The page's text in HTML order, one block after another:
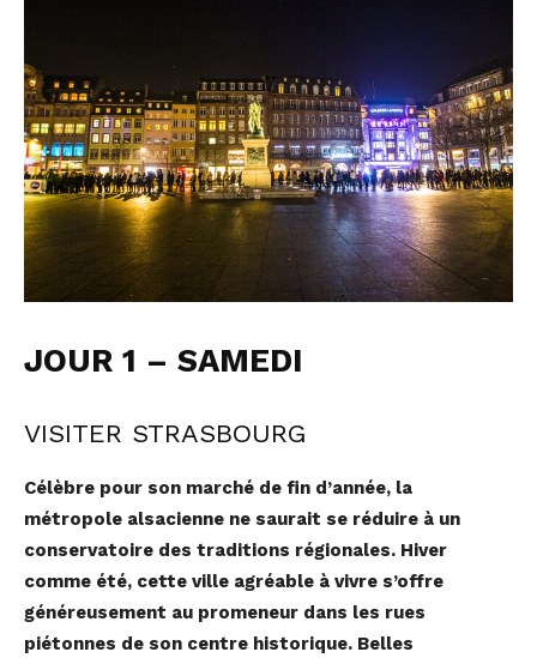
JOUR 1 – SAMEDI
VISITER STRASBOURG
Célèbre pour son marché de fin d’année, la
métropole alsacienne ne saurait se réduire à un
conservatoire des traditions régionales. Hiver
comme été, cette ville agréable à vivre s’offre
généreusement au promeneur dans les rues
piétonnes de son centre historique. Belles